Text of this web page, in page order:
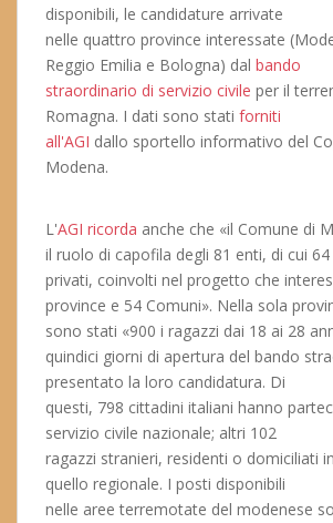
disponibili, le candidature arrivate
nelle quattro province interessate
Reggio Emilia e Bologna) dal bando
straordinario di servizio civile per il
Romagna. I dati sono stati forniti
all'AGI dallo sportello informativo del
Modena.
L'AGI ricorda anche che «il Comune di
il ruolo di capofila degli 81 enti, di cui
privati, coinvolti nel progetto che
province e 54 Comuni». Nella sola
sono stati «900 i ragazzi dai 18 ai 28
quindici giorni di apertura del bando
presentato la loro candidatura. Di
questi, 798 cittadini italiani hanno
servizio civile nazionale; altri 102
ragazzi stranieri, residenti o domiciliati
quello regionale. I posti disponibili
nelle aree terremotate del modenese